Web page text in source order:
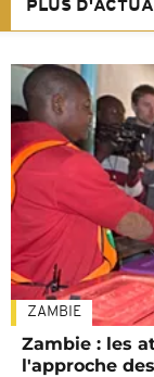
PLUS
ZAMBIE
Zambie : les
l'approche